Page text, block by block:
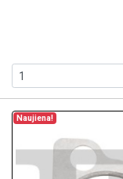
Naujiena!